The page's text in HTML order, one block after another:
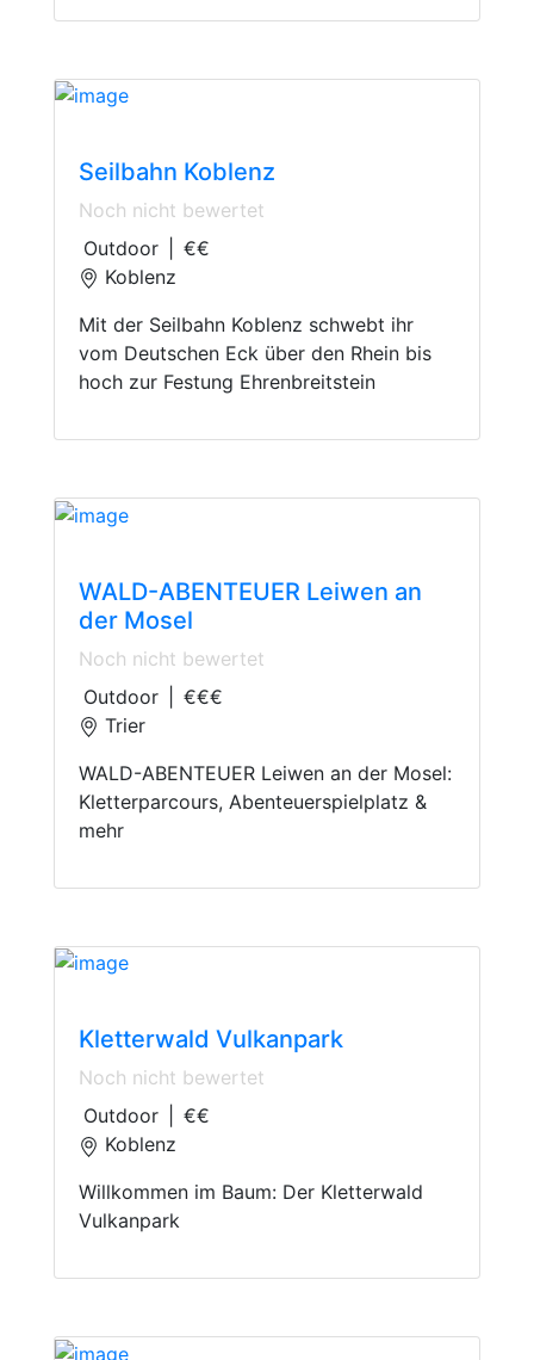
Seilbahn Koblenz
Noch nicht bewertet
Outdoor
€€
Koblenz
Mit der Seilbahn Koblenz schwebt ihr
vom Deutschen Eck über den Rhein bis
hoch zur Festung Ehrenbreitstein
WALD-ABENTEUER Leiwen an
der Mosel
Noch nicht bewertet
Outdoor
€€€
Trier
WALD-ABENTEUER Leiwen an der Mosel:
Kletterparcours, Abenteuerspielplatz &
mehr
Kletterwald Vulkanpark
Noch nicht bewertet
Outdoor
€€
Koblenz
Willkommen im Baum: Der Kletterwald
Vulkanpark